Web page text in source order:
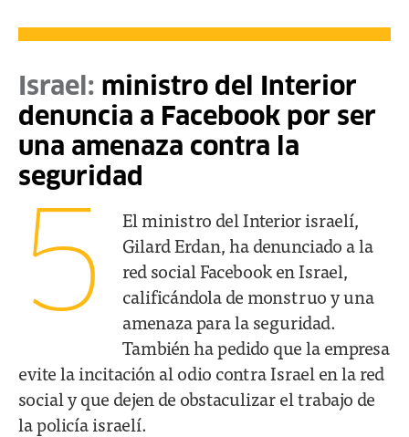
Israel: ministro del Interior
denuncia a Facebook por ser
una amenaza contra la
seguridad
5
El ministro del Interior israelí,
Gilard Erdan, ha denunciado a la
red social Facebook en Israel,
calificándola de monstruo y una
amenaza para la seguridad.
También ha pedido que la empresa
evite la incitación al odio contra Israel en la red
social y que dejen de obstaculizar el trabajo de
la policía israelí.